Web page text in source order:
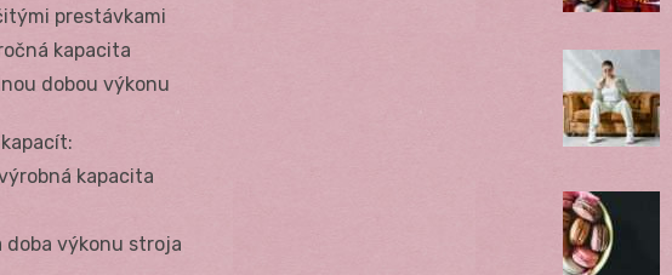
prestávkami
kapacita
dobou výkonu
kapacita
doba výkonu stroja